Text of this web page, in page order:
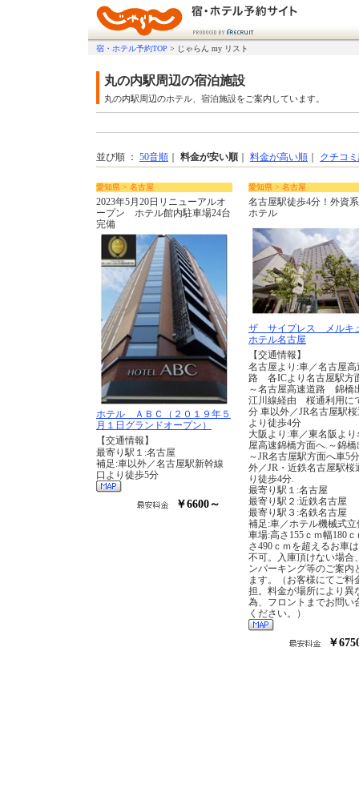
宿・ホテル予約TOP > じゃらん my リスト
丸の内駅周辺の宿泊施設
丸の内駅周辺のホテル、宿泊施設をご案内しています。
並び順 ： 50音順 料金が安い順 料金が高い順 クチコ
愛知県 > 名古屋
2023年5月20日リニューアルオ
ープン ホテル館内駐車場24台
完備
ホテル ＡＢＣ（２０１９年５
月１日グランドオープン）
【交通情報】
最寄り駅１:名古屋
補足:車以外／名古屋駅新幹線
口より徒歩5分
￥6600～
愛知県 > 名古屋
名古屋駅徒歩4分！外資
ホテル
ザ サイプレス メルキ
ホテル名古屋
【交通情報】
名古屋より:車／名古屋高
路 各ICより名古屋駅方
～名古屋高速道路 錦橋
江川線経由 桜通利用に
分 車以外／JR名古屋駅
より徒歩4分
大阪より:車／東名阪より
屋高速錦橋方面へ.～錦橋
～JR名古屋駅方面へ車5
外／JR・近鉄名古屋駅桜
り徒歩4分.
最寄り駅１:名古屋
最寄り駅２:近鉄名古屋
最寄り駅３:名鉄名古屋
補足:車／ホテル機械式立
車場:高さ155ｃｍ幅180
さ490ｃｍを超えるお車
不可。入庫頂けない場合
ンパーキング等のご案内
ます。（お客様にてご料
担。料金が場所により異
為、フロントまでお問い
ください。）
￥